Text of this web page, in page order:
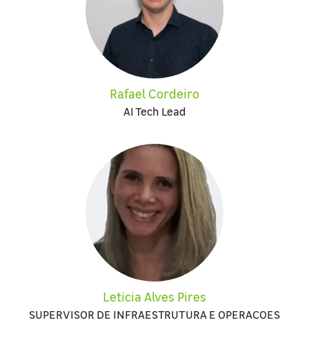
Rafael Cordeiro
AI Tech Lead
Leticia Alves Pires
SUPERVISOR DE INFRAESTRUTURA E OPERACOES